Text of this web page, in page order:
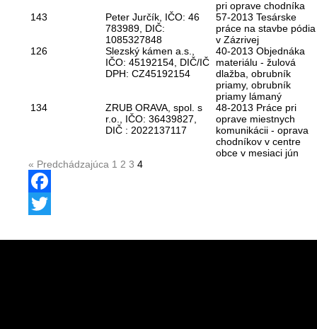
pri oprave chodníka
143
Peter Jurčík, IČO: 46
783989, DIČ:
1085327848
57-2013 Tesárske
práce na stavbe pódia
v Zázrivej
126
Slezský kámen a.s.,
IČO: 45192154, DIČ/IČ
DPH: CZ45192154
40-2013 Objednáka
materiálu - žulová
dlažba, obrubník
priamy, obrubník
priamy lámaný
134
ZRUB ORAVA, spol. s
r.o., IČO: 36439827,
DIČ : 2022137117
48-2013 Práce pri
oprave miestnych
komunikácii - oprava
chodníkov v centre
obce v mesiaci jún
« Predchádzajúca 1 2 3 4
Facebook